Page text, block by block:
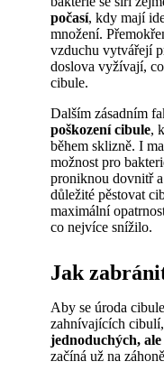
počasí, kdy mají
množení.
vzduchu vytvářejí
doslova vyžívají,
cibule.
Dalším zásadním
poškození cibule,
během sklizně. I
možnost pro
proniknou dovnitř
důležité pěstovat
maximální
co nejvíce snížilo.
Jak
Aby se úroda
zahnívajících
jednoduchých,
začíná už na